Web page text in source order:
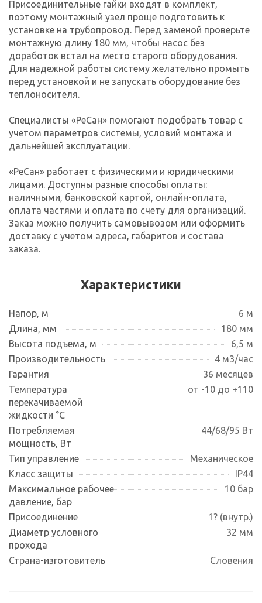
Присоединительные гайки входят в комплект,
поэтому монтажный узел проще подготовить к
установке на трубопровод. Перед заменой проверьте
монтажную длину 180 мм, чтобы насос без
доработок встал на место старого оборудования.
Для надежной работы систему желательно промыть
перед установкой и не запускать оборудование без
теплоносителя.
Специалисты «РеСан» помогают подобрать товар с
учетом параметров системы, условий монтажа и
дальнейшей эксплуатации.
«РеСан» работает с физическими и юридическими
лицами. Доступны разные способы оплаты:
наличными, банковской картой, онлайн-оплата,
оплата частями и оплата по счету для организаций.
Заказ можно получить самовывозом или оформить
доставку с учетом адреса, габаритов и состава
заказа.
Характеристики
Напор, м
6 м
Длина, мм
180 мм
Высота подъема, м
6,5 м
Производительность
4 м3/час
Гарантия
36 месяцев
Температура
перекачиваемой
жидкости °С
от -10 до +110
Потребляемая
мощность, Вт
44/68/95 Вт
Тип управление
Механическое
Класс защиты
IP44
Максимальное рабочее
давление, бар
10 бар
Присоединение
1? (внутр.)
Диаметр условного
прохода
32 мм
Страна-изготовитель Словения